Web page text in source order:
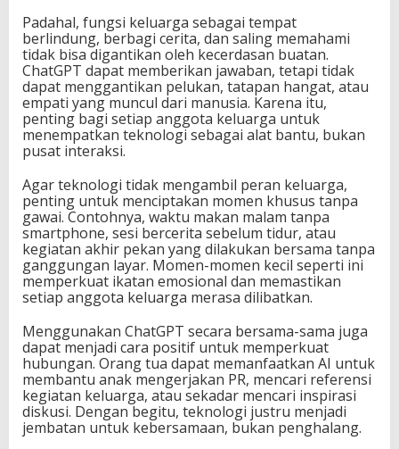
Padahal, fungsi keluarga sebagai tempat
berlindung, berbagi cerita, dan saling memahami
tidak bisa digantikan oleh kecerdasan buatan.
ChatGPT dapat memberikan jawaban, tetapi tidak
dapat menggantikan pelukan, tatapan hangat, atau
empati yang muncul dari manusia. Karena itu,
penting bagi setiap anggota keluarga untuk
menempatkan teknologi sebagai alat bantu, bukan
pusat interaksi.
Agar teknologi tidak mengambil peran keluarga,
penting untuk menciptakan momen khusus tanpa
gawai. Contohnya, waktu makan malam tanpa
smartphone, sesi bercerita sebelum tidur, atau
kegiatan akhir pekan yang dilakukan bersama tanpa
ganggungan layar. Momen-momen kecil seperti ini
memperkuat ikatan emosional dan memastikan
setiap anggota keluarga merasa dilibatkan.
Menggunakan ChatGPT secara bersama-sama juga
dapat menjadi cara positif untuk memperkuat
hubungan. Orang tua dapat memanfaatkan AI untuk
membantu anak mengerjakan PR, mencari referensi
kegiatan keluarga, atau sekadar mencari inspirasi
diskusi. Dengan begitu, teknologi justru menjadi
jembatan untuk kebersamaan, bukan penghalang.